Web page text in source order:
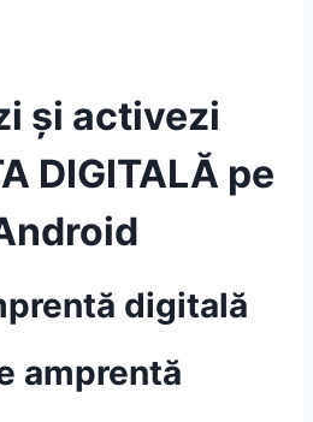
și activezi
DIGITALĂ pe
digitală
amprentă